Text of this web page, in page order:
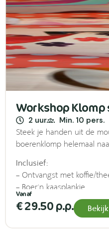
Workshop
2 uur Min. 10 pers.
Steek je handen uit de
boerenklomp helemaal
Inclusief:
– Ontvangst met koffie/
– Boer’n kaasplankje
– 1 drankje naar keuze
€ 29.50 p.p. Bekijk